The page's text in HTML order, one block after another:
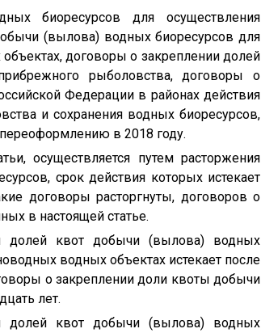
биоресурсов для осуществления
(вылова) водных биоресурсов для
договоры о закреплении долей
рыболовства, договоры о
Федерации в районах действия
и сохранения водных биоресурсов,
в 2018 году.
осуществляется путем расторжения
срок действия которых истекает
договоры расторгнуты, договоров о
в настоящей статье.
долей квот добычи (вылова) водных
водных объектах истекает после
о закреплении доли квоты добычи
лет.
долей квот добычи (вылова) водных